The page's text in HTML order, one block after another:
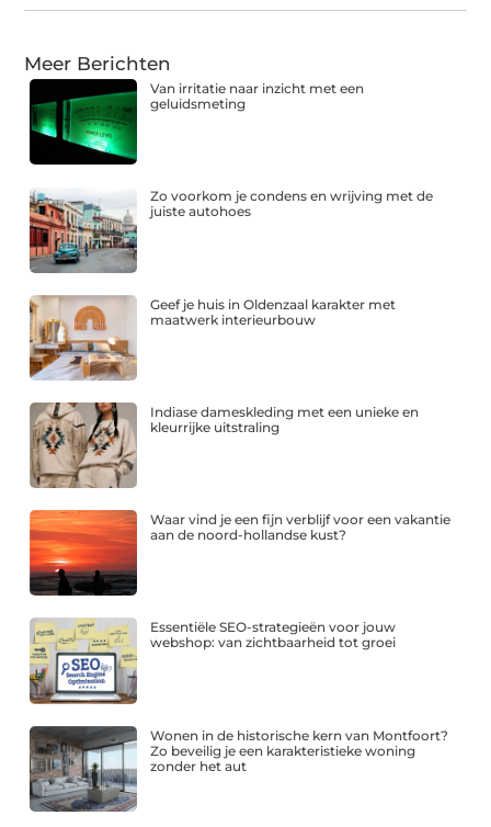
Meer Berichten
Van irritatie naar inzicht met een
geluidsmeting
Zo voorkom je condens en wrijving met de
juiste autohoes
Geef je huis in Oldenzaal karakter met
maatwerk interieurbouw
Indiase dameskleding met een unieke en
kleurrijke uitstraling
Waar vind je een fijn verblijf voor een vakantie
aan de noord-hollandse kust?
Essentiële SEO-strategieën voor jouw
webshop: van zichtbaarheid tot groei
Wonen in de historische kern van Montfoort?
Zo beveilig je een karakteristieke woning
zonder het aut